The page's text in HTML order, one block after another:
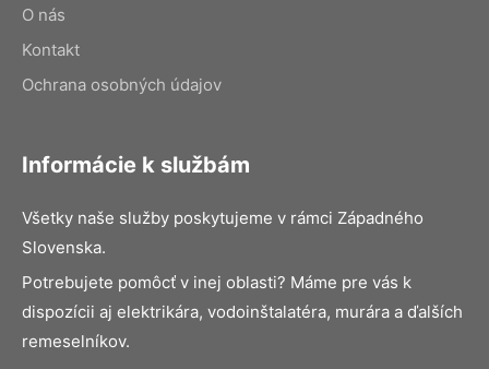
O nás
Kontakt
Ochrana osobných údajov
Informácie k službám
Všetky naše služby poskytujeme v rámci Západného
Slovenska.
Potrebujete pomôcť v inej oblasti? Máme pre vás k
dispozícii aj elektrikára, vodoinštalatéra, murára a ďalších
remeselníkov.